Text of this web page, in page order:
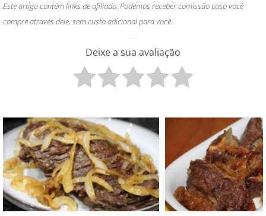
Este artigo contém links de afiliado. Podemos receber comissão caso você
compre através dele, sem custo adicional para você.
Deixe a sua avaliação